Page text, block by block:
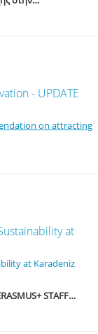
- UPDATE
on attracting
at
at Karadeniz
STAFF…